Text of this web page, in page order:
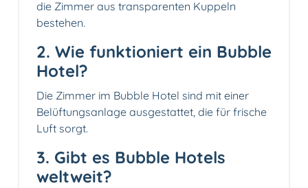
die Zimmer aus transparenten Kuppeln
bestehen.
2. Wie funktioniert ein Bubble
Hotel?
Die Zimmer im Bubble Hotel sind mit einer
Belüftungsanlage ausgestattet, die für frische
Luft sorgt.
3. Gibt es Bubble Hotels
weltweit?